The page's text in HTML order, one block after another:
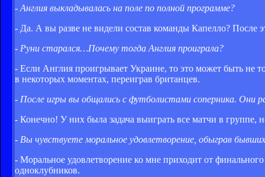
- Англия выкладывалась на поле по полной программе?
- Да. А вы разве не видели состав команды Капелло? После
- Руни старался…Почему тогда Англия проиграла?
- Если Англия проигрывает Украине, то это может быть не
в некоторых моментах, переиграв британцев.
- После игры вы общались с футболистами соперника. Они
- Конечно! У них была задача выиграть все матчи в группе,
- Вы чувствуете моральное удовлетворение, обыграв
- Моральное удовлетворение ко мне приходит от финального
одноклубников.